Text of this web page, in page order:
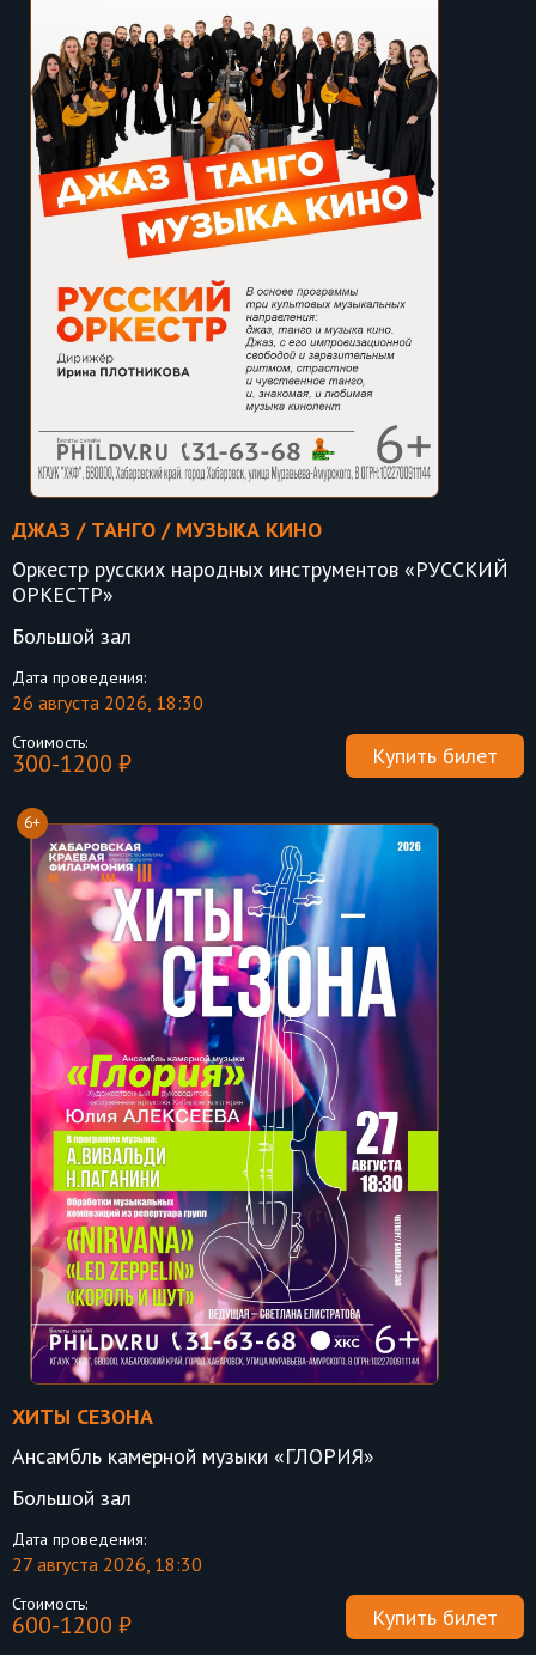
ДЖАЗ / ТАНГО / МУЗЫКА КИНО
Оркестр русских народных инструментов «РУССКИЙ
ОРКЕСТР»
Большой зал
Дата проведения:
26 августа 2026, 18:30
Стоимость:
300-1200 ₽ Купить билет
6+
ХИТЫ СЕЗОНА
Ансамбль камерной музыки «ГЛОРИЯ»
Большой зал
Дата проведения:
27 августа 2026, 18:30
Стоимость:
600-1200 ₽ Купить билет